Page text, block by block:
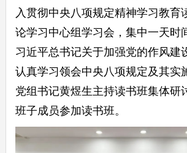
入贯彻中央八项规定精神学习教育
论学习中心组学习会，集中一天时
习近平总书记关于加强党的作风建
认真学习领会中央八项规定及其实
党组书记黄煜生主持读书班集体研
班子成员参加读书班。